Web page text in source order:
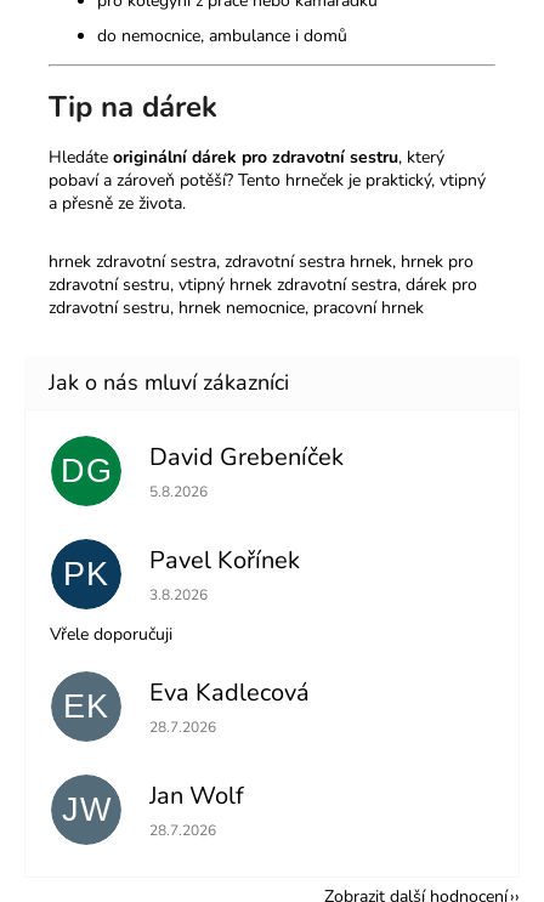
do nemocnice, ambulance i domů
Tip na dárek
Hledáte originální dárek pro zdravotní sestru, který
pobaví a zároveň potěší? Tento hrneček je praktický, vtipný
a přesně ze života.
hrnek zdravotní sestra, zdravotní sestra hrnek, hrnek pro
zdravotní sestru, vtipný hrnek zdravotní sestra, dárek pro
zdravotní sestru, hrnek nemocnice, pracovní hrnek
DG David Grebeníček
Hodnocení obchodu je 5 z 5 hvězdiček.
5.8.2026
PK Pavel Kořínek
Hodnocení obchodu je 5 z 5 hvězdiček.
3.8.2026
Vřele doporučuji
EK Eva Kadlecová
Hodnocení obchodu je 5 z 5 hvězdiček.
28.7.2026
JW Jan Wolf
Hodnocení obchodu je 5 z 5 hvězdiček.
28.7.2026
Zobrazit další hodnocení